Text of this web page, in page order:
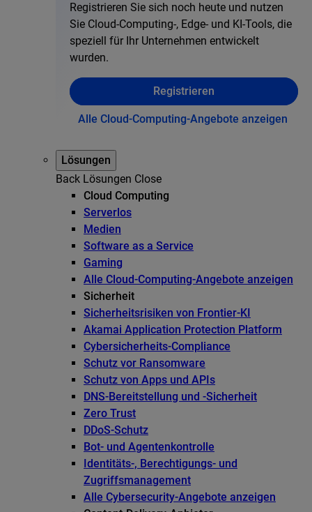
Registrieren Sie sich noch heute und nutzen
Sie Cloud-Computing-, Edge- und KI-Tools, die
speziell für Ihr Unternehmen entwickelt
wurden.
Registrieren
Alle Cloud-Computing-Angebote anzeigen
Lösungen
Back Lösungen Close
Cloud Computing
Serverlos
Medien
Software as a Service
Gaming
Alle Cloud-Computing-Angebote anzeigen
Sicherheit
Sicherheitsrisiken von Frontier-KI
Akamai Application Protection Platform
Cybersicherheits-Compliance
Schutz vor Ransomware
Schutz von Apps und APIs
DNS-Bereitstellung und -Sicherheit
Zero Trust
DDoS-Schutz
Bot- und Agentenkontrolle
Identitäts-, Berechtigungs- und
Zugriffsmanagement
Alle Cybersecurity-Angebote anzeigen